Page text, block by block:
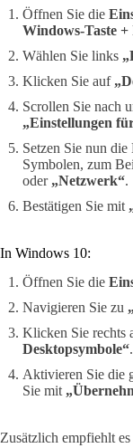
Öffnen Sie die
Windows-Taste +
Wählen Sie links
Klicken Sie auf
Scrollen Sie nach
„Einstellungen
Setzen Sie nun
Symbolen, zum
oder „Netzwerk“.
Bestätigen Sie mit
In Windows 10:
Öffnen Sie die
Navigieren Sie zu
Klicken Sie rechts
Desktopsymbole“.
Aktivieren Sie die
Sie mit
Zusätzlich empfiehlt